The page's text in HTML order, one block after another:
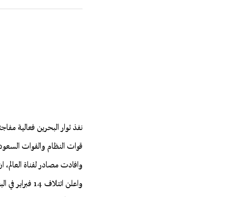
نفذ ثوار البحرين فعالية
قوات النظام والقوات
وافادت مصادر لقناة
واعلن